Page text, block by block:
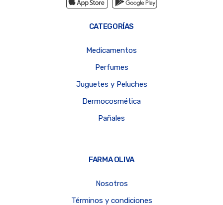
CATEGORÍAS
Medicamentos
Perfumes
Juguetes y Peluches
Dermocosmética
Pañales
FARMA OLIVA
Nosotros
Términos y condiciones